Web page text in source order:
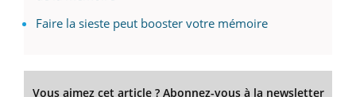
Faire la sieste peut booster votre mémoire
Vous aimez cet article ? Abonnez-vous à la newsletter